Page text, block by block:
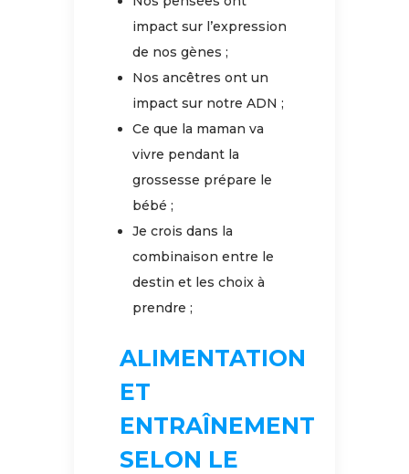
impact sur l’expression
de nos gènes ;
Nos ancêtres ont un
impact sur notre ADN ;
Ce que la maman va
vivre pendant la
grossesse prépare le
bébé ;
Je crois dans la
combinaison entre le
destin et les choix à
prendre ;
ALIMENTATION
ET
ENTRAÎNEMENT
SELON LE